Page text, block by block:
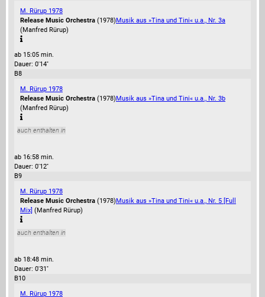
M. Rürup 1978
Release Music Orchestra (1978)Musik aus »Tina und Tini« u.a., Nr. 3a
(Manfred Rürup)
ab 15:05 min.
Dauer: 0'14''
B8
M. Rürup 1978
Release Music Orchestra (1978)Musik aus »Tina und Tini« u.a., Nr. 3b
(Manfred Rürup)
auch enthalten in
ab 16:58 min.
Dauer: 0'12''
B9
M. Rürup 1978
Release Music Orchestra (1978)Musik aus »Tina und Tini« u.a., Nr. 5 [Full
Mix] (Manfred Rürup)
auch enthalten in
ab 18:48 min.
Dauer: 0'31''
B10
M. Rürup 1978